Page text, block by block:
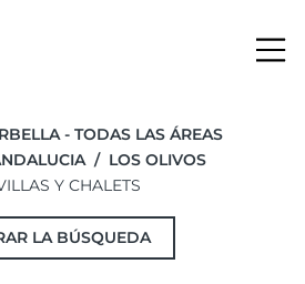
- TODAS LAS ÁREAS
LOS OLIVOS
Y CHALETS
LA BÚSQUEDA